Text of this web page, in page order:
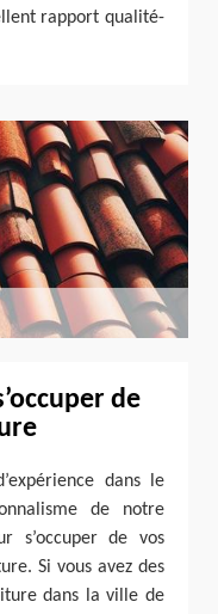
rapport qualité-
de
dans le
de notre
s’occuper de vos
Si vous avez des
dans la ville de